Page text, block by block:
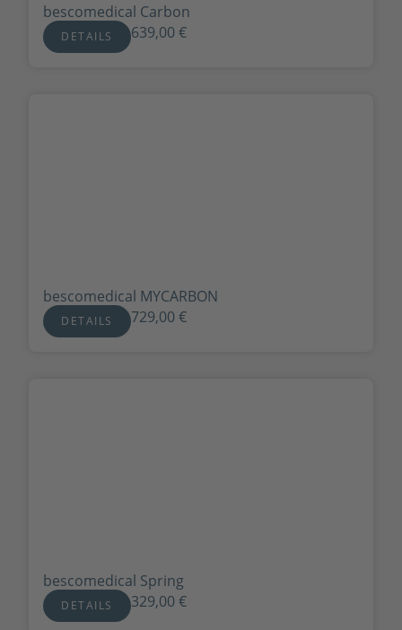
bescomedical Carbon
DETAILS 639,00€
bescomedical MYCARBON
DETAILS 729,00€
bescomedical Spring
DETAILS 329,00€